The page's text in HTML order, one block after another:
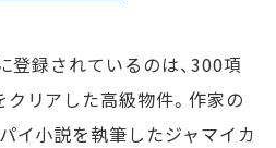
録されているのは、300項
リアした高級物件。作家の
イ小説を執筆したジャマイカ